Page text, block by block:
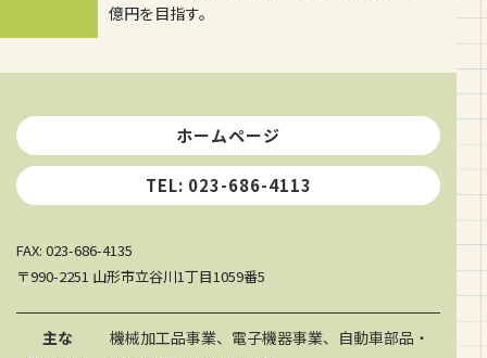
億円を目指す。
ホームページ
TEL: 023-686-4113
FAX: 023-686-4135
〒990-2251 山形市立谷川1丁目1059番5
主な
機械加工品事業、電子機器事業、自動車部品・